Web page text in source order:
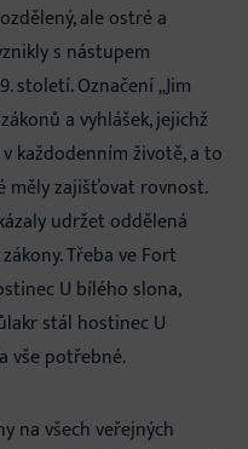
ale ostré a
s nástupem
století. Označení „Jim
a vyhlášek, jejichž
každodenním životě, a to
měly zajišťovat rovnost.
udržet oddělená
Třeba ve Fort
U bílého slona,
stál hostinec U
vše potřebné.
na všech veřejných